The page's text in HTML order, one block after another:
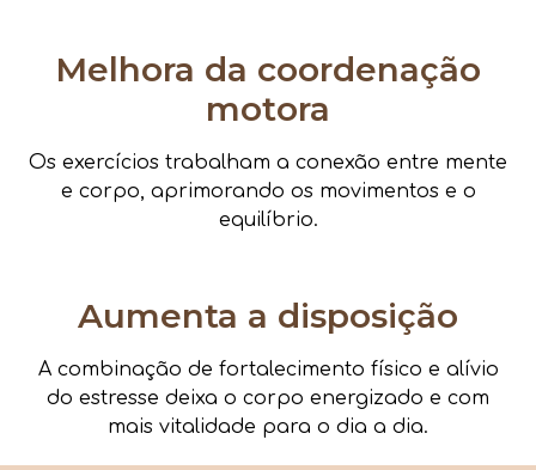
Melhora da coordenação
motora
Os exercícios trabalham a conexão entre mente
e corpo, aprimorando os movimentos e o
equilíbrio.
Aumenta a disposição
A combinação de fortalecimento físico e alívio
do estresse deixa o corpo energizado e com
mais vitalidade para o dia a dia.